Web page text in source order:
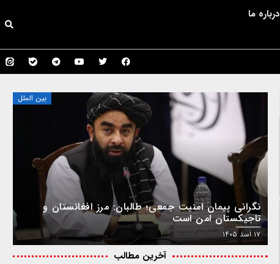
درباره ما
بین الملل
نگرانی پیمان امنیت جمعی؛ طالبان: مرز افغانستان و
تاجیکستان امن است
۱۷ اسد ۱۴۰۵
آخرین مطالب